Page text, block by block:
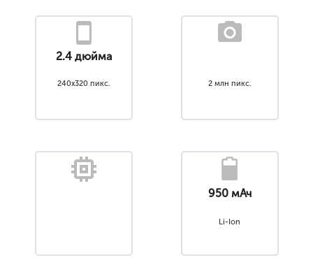
2.4 дюйма
240x320 пикс. 2 млн пикс.
950 мАч
Li-Ion